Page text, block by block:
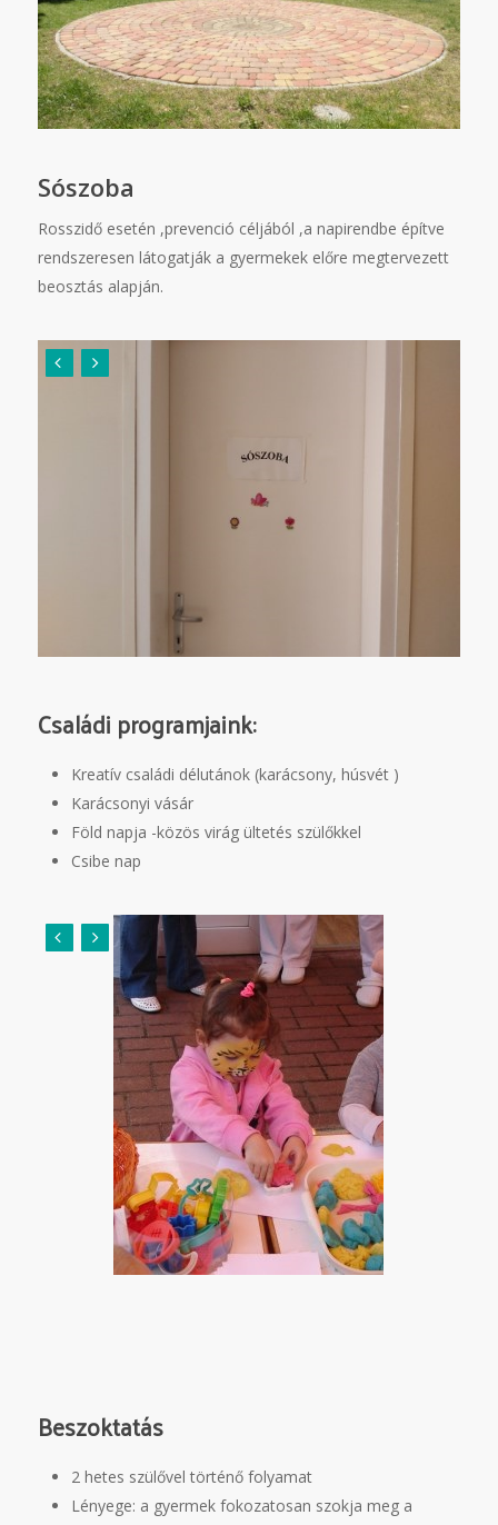
Sószoba
Rosszidő esetén ,prevenció céljából ,a napirendbe építve
rendszeresen látogatják a gyermekek előre megtervezett
beosztás alapján.
Családi programjaink:
Kreatív családi délutánok (karácsony, húsvét )
Karácsonyi vásár
Föld napja -közös virág ültetés szülőkkel
Csibe nap
Beszoktatás
2 hetes szülővel történő folyamat
Lényege: a gyermek fokozatosan szokja meg a